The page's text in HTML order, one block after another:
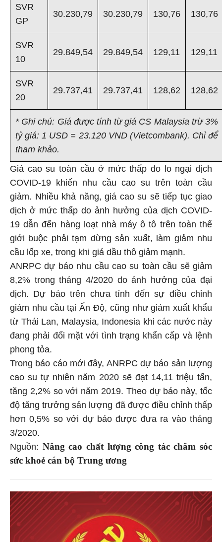
SVR
GP
30.230,79 30.230,79 130,76 130,76
SVR
10
29.849,54 29.849,54 129,11 129,11
SVR
20
29.737,41 29.737,41 128,62 128,62
* Ghi chú: Giá được tính từ giá CS Malaysia trừ 3%
tỷ giá: 1 USD = 23.120 VND (Vietcombank). Chỉ để
tham khảo.
Giá cao su toàn cầu ở mức thấp do lo ngại dịch
COVID-19 khiến nhu cầu cao su trên toàn cầu
giảm. Nhiều khả năng, giá cao su sẽ tiếp tục giao
dịch ở mức thấp do ảnh hưởng của dịch COVID-
19 dẫn đến hàng loạt nhà máy ô tô trên toàn thế
giới buộc phải tạm dừng sản xuất, làm giảm nhu
cầu lốp xe, trong khi giá dầu thô giảm mạnh.
ANRPC dự báo nhu cầu cao su toàn cầu sẽ giảm
8,2% trong tháng 4/2020 do ảnh hưởng của đại
dịch. Dự báo trên chưa tính đến sự điều chỉnh
giảm nhu cầu tại Ấn Độ, cũng như giảm xuất khẩu
từ Thái Lan, Malaysia, Indonesia khi các nước này
đang phải đối mặt với tình trạng khẩn cấp và lệnh
phong tỏa.
Trong báo cáo mới đây, ANRPC dự báo sản lượng
cao su tự nhiên năm 2020 sẽ đạt 14,11 triệu tấn,
tăng 2,2% so với năm 2019. Theo dự báo này, tốc
độ tăng trưởng sản lượng đã được điều chỉnh thấp
hơn 0,5% so với dự báo được đưa ra vào tháng
3/2020.
Nguồn: Nâng cao chất lượng công tác chăm sóc
sức khoẻ cán bộ Trung ương